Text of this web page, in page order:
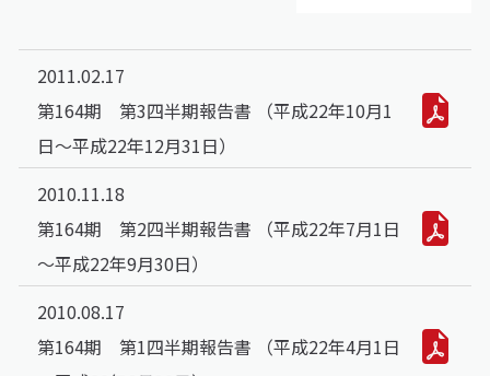
2011.02.17
第164期 第3四半期報告書 （平成22年10月1
日～平成22年12月31日）
2010.11.18
第164期 第2四半期報告書 （平成22年7月1日
～平成22年9月30日）
2010.08.17
第164期 第1四半期報告書 （平成22年4月1日